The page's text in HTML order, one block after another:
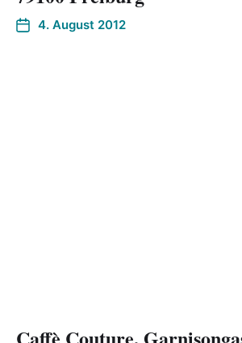
4. August 2012